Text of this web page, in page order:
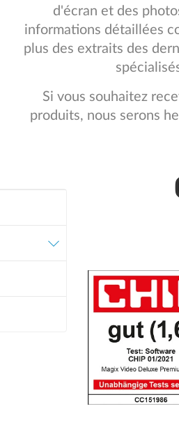
d'écran et des
informations détaillées
plus des extraits des
Si vous souhaitez
produits, nous serons